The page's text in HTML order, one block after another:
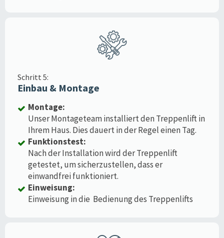
Schritt 5:
Einbau & Montage
Montage:
Unser Montageteam installiert den Treppenlift in
Ihrem Haus. Dies dauert in der Regel einen Tag.
Funktionstest:
Nach der Installation wird der Treppenlift
getestet, um sicherzustellen, dass er
einwandfrei funktioniert.
Einweisung:
Einweisung in die Bedienung des Treppenlifts